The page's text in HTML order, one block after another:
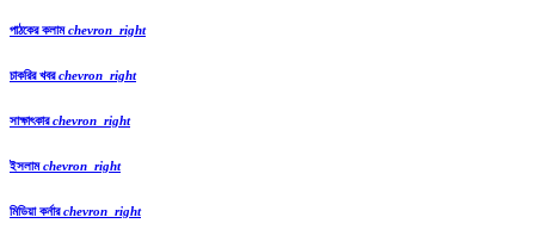
পাঠকের কলামchevron_right
চাকরির খবরchevron_right
সাক্ষাৎকারchevron_right
ইসলামchevron_right
মিডিয়া কর্নারchevron_right